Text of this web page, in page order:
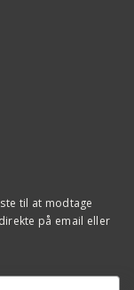
til at modtage
på email eller